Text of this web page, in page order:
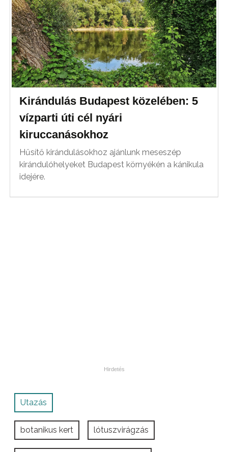
Kirándulás Budapest közelében: 5
vízparti úti cél nyári
kiruccanásokhoz
Hűsítő kirándulásokhoz ajánlunk meseszép
kirándulóhelyeket Budapest környékén a kánikula
idejére.
Utazás
botanikus kert lótuszvirágzás